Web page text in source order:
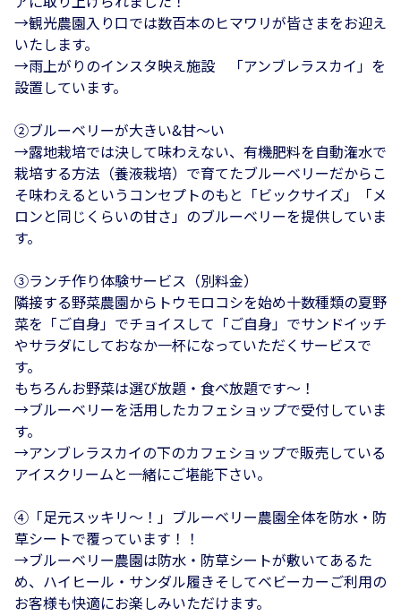
→観光農園入り口では数百本のヒマワリが皆さまをお迎え
いたします。
→雨上がりのインスタ映え施設 「アンブレラスカイ」を
設置しています。
②ブルーベリーが大きい&甘～い
→露地栽培では決して味わえない、有機肥料を自動潅水で
栽培する方法（養液栽培）で育てたブルーベリーだからこ
そ味わえるというコンセプトのもと「ビックサイズ」「メ
ロンと同じくらいの甘さ」のブルーベリーを提供していま
す。
③ランチ作り体験サービス（別料金）
隣接する野菜農園からトウモロコシを始め十数種類の夏野
菜を「ご自身」でチョイスして「ご自身」でサンドイッチ
やサラダにしておなか一杯になっていただくサービスで
す。
もちろんお野菜は選び放題・食べ放題です～！
→ブルーベリーを活用したカフェショップで受付していま
す。
→アンブレラスカイの下のカフェショップで販売している
アイスクリームと一緒にご堪能下さい。
④「足元スッキリ～！」ブルーベリー農園全体を防水・防
草シートで覆っています！！
→ブルーベリー農園は防水・防草シートが敷いてあるた
め、ハイヒール・サンダル履きそしてベビーカーご利用の
お客様も快適にお楽しみいただけます。